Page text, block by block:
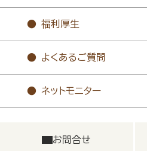
福利厚生
よくあるご質問
ネットモニター
お問合せ